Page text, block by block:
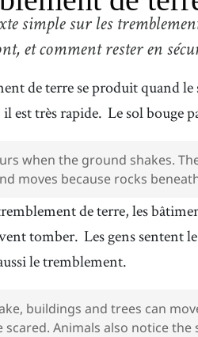
simple sur les
et comment rester en
de terre se produit quand le
est très rapide. Le sol bouge
when the ground shakes.
moves because rocks
de terre, les
tomber. Les gens sentent
le tremblement.
buildings and trees can
scared. Animals also notice the